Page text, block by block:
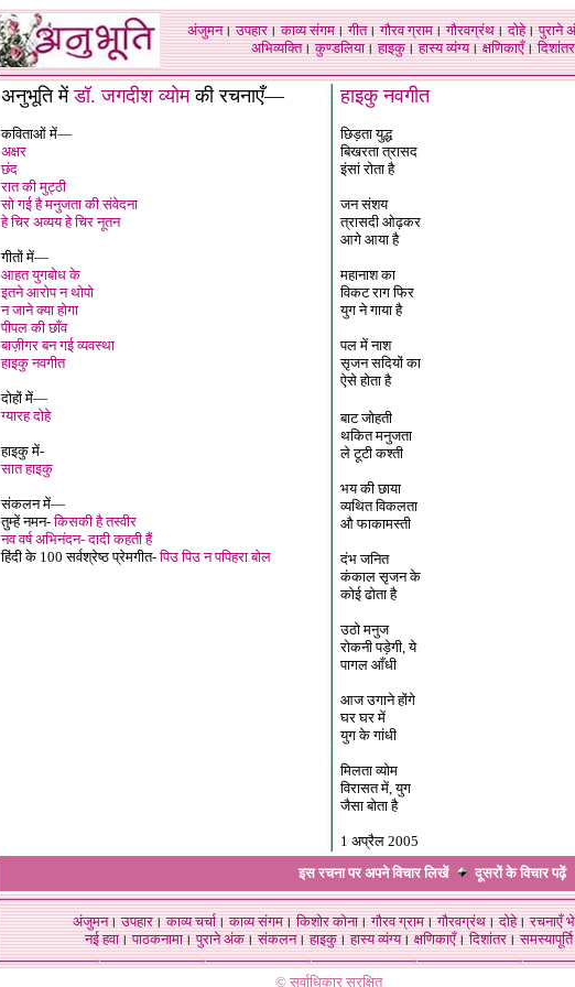
अंजुमन।उपहार।काव्य संगम।गीत।गौरव ग्राम।गौरवग्रंथ।दोहे।पुराने
अभिव्यक्ति।कुण्डलिया।हाइकु।हास्य व्यंग्य।क्षणिकाएँ।दिशांतर
अनुभूति मेंडॉ. जगदीश व्योमकी रचनाएँ—
कविताओं में—
अक्षर
छंद
रात की मुट्ठी
सो गई है मनुजता की संवेदना
हे चिर अव्यय हे चिर नूतन
गीतों में—
आहत युगबोध के
इतने आरोप न थोपो
न जाने क्या होगा
पीपल की छाँव
बाज़ीगर बन गई व्यवस्था
हाइकु नवगीत
दोहों में—
ग्यारह दोहे
हाइकु में-
सात हाइकु
संकलन में—
तुम्हें नमन-किसकी है तस्वीर
नव वर्ष अभिनंदन- दादी कहती हैं
हिंदी के 100 सर्वश्रेष्ठ प्रेमगीत-पिउ पिउ न पपिहरा बोल
हाइकु नवगीत
छिड़ता युद्ध
बिखरता त्रासद
इंसां रोता है
जन संशय
त्रासदी ओढ़कर
आगे आया है
महानाश का
विकट राग फिर
युग ने गाया है
पल में नाश
सृजन सदियों का
ऐसे होता है
बाट जोहती
थकित मनुजता
ले टूटी कश्ती
भय की छाया
व्यथित विकलता
औ फाकामस्ती
दंभ जनित
कंकाल सृजन के
कोई ढोता है
उठो मनुज
रोकनी पड़ेगी, ये
पागल आँधी
आज उगाने होंगे
घर घर में
युग के गांधी
मिलता व्योम
विरासत में, युग
जैसा बोता है
1 अप्रैल 2005
इस रचना पर अपने विचार लिखें
दूसरों के विचारपढ़ें
अंजुमन।उपहार।काव्य चर्चा।काव्य संगम।किशोर कोना।गौरव ग्राम।गौरवग्रंथ।दोहे।रचनाएँ
नई हवा। पाठकनामा। पुराने अंक। संकलन। हाइकु। हास्य व्यंग्य। क्षणिकाएँ। दिशांतर। समस्यापूर्ति
© सर्वाधिकार सुरक्षित